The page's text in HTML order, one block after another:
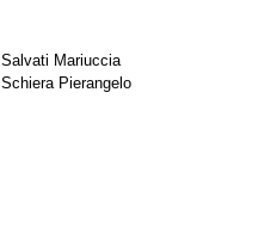
Salvati Mariuccia
Schiera Pierangelo